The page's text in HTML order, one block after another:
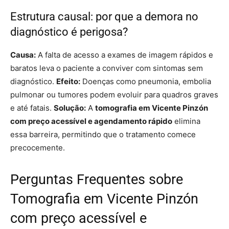
Estrutura causal: por que a demora no
diagnóstico é perigosa?
Causa: A falta de acesso a exames de imagem rápidos e
baratos leva o paciente a conviver com sintomas sem
diagnóstico. Efeito: Doenças como pneumonia, embolia
pulmonar ou tumores podem evoluir para quadros graves
e até fatais. Solução: A tomografia em Vicente Pinzón
com preço acessível e agendamento rápido elimina
essa barreira, permitindo que o tratamento comece
precocemente.
Perguntas Frequentes sobre
Tomografia em Vicente Pinzón
com preço acessível e